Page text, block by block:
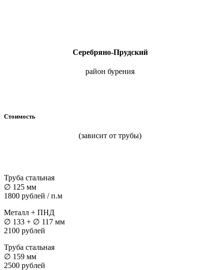
Серебряно-Прудский
район бурения
Стоимость
(зависит от трубы)
Труба стальная
∅ 125 мм
1800 рублей / п.м
Металл + ПНД
∅ 133 + ∅ 117 мм
2100 рублей
Труба стальная
∅ 159 мм
2500 рублей